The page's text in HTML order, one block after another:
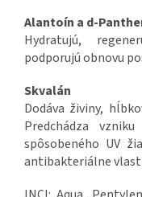
Alantoín a d-
Hydratujú,
podporujú obnovu
Skvalán
Dodáva živiny,
Predchádza
spôsobeného UV
antibakteriálne